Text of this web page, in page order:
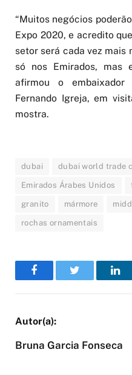
“Muitos negócios
Expo 2020, e acredito
setor será cada vez mais
só nos Emirados, mas
afirmou o
Fernando Igreja, em
mostra.
dubai dubai world trade
Emirados Árabes Unidos
granito mármore
rochas ornamentais
FacebookTwitter
Bruna Garcia Fonseca